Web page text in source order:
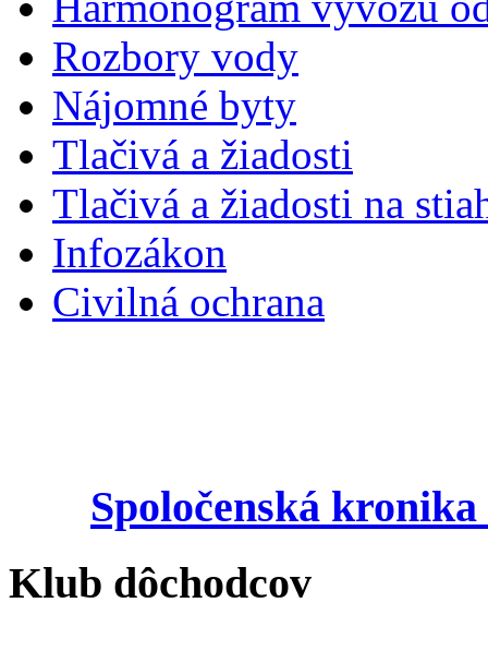
Rozbory vody
Nájomné byty
Tlačivá a žiadosti
Tlačivá a žiadosti na
Infozákon
Civilná ochrana
Spoločenská
Klub dôchodcov